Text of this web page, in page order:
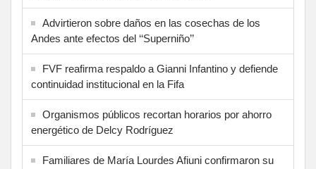
Advirtieron sobre daños en las cosechas de los
Andes ante efectos del ‘‘Superniño’’
FVF reafirma respaldo a Gianni Infantino y defiende
continuidad institucional en la Fifa
Organismos públicos recortan horarios por ahorro
energético de Delcy Rodríguez
Familiares de María Lourdes Afiuni confirmaron su